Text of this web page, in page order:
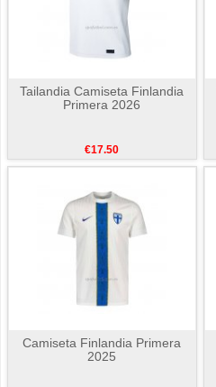
Tailandia Camiseta Finlandia
Primera 2026
€17.50
Camiseta Finlandia Primera
2025